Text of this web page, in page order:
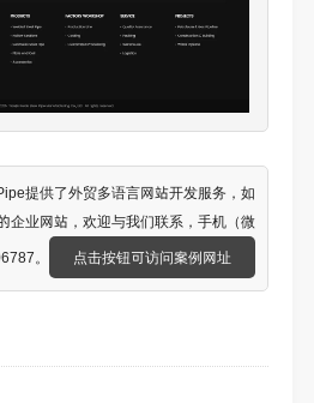
提供了外贸多语言网站开发服务，如
企业网站，欢迎与我们联系，手机（微
。
点击按钮可访问案例网址